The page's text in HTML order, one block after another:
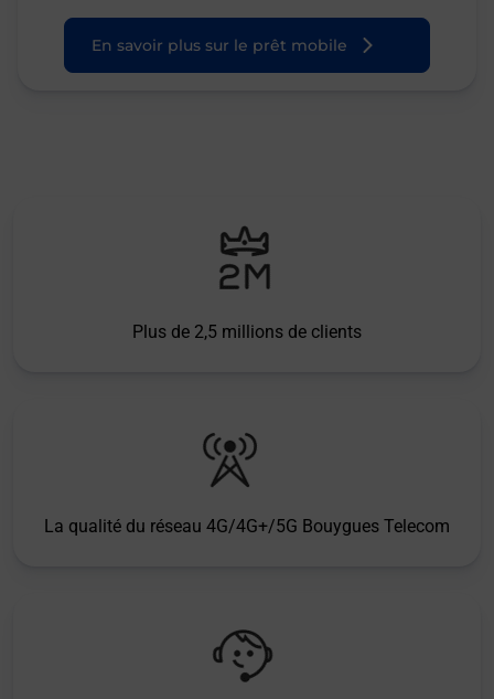
En savoir plus sur le prêt mobile
Plus de 2,5 millions de clients
La qualité du réseau 4G/4G+/5G Bouygues Telecom